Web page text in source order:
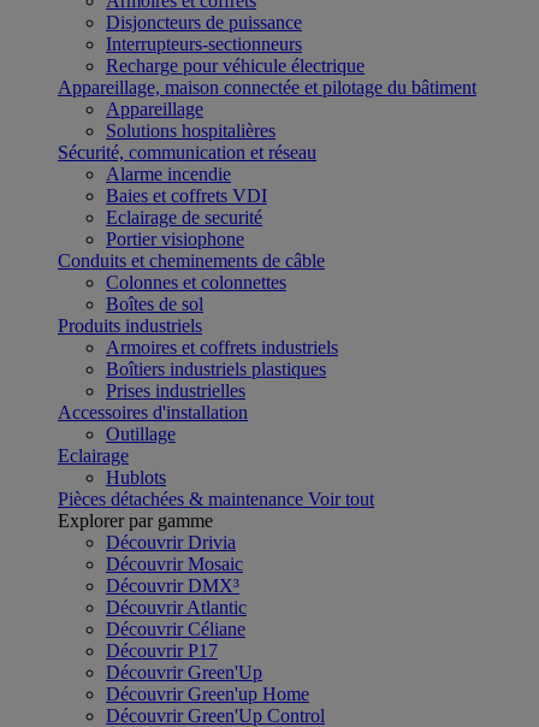
Disjoncteurs de puissance
Interrupteurs-sectionneurs
Recharge pour véhicule électrique
Appareillage, maison connectée et pilotage du bâtiment
Appareillage
Solutions hospitalières
Sécurité, communication et réseau
Alarme incendie
Baies et coffrets VDI
Eclairage de securité
Portier visiophone
Conduits et cheminements de câble
Colonnes et colonnettes
Boîtes de sol
Produits industriels
Armoires et coffrets industriels
Boîtiers industriels plastiques
Prises industrielles
Accessoires d'installation
Outillage
Eclairage
Hublots
Pièces détachées & maintenance Voir tout
Explorer par gamme
Découvrir Drivia
Découvrir Mosaic
Découvrir DMX³
Découvrir Atlantic
Découvrir Céliane
Découvrir P17
Découvrir Green'Up
Découvrir Green'up Home
Découvrir Green'Up Control